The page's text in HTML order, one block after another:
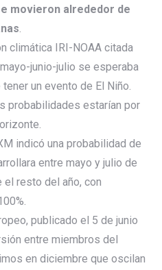
movieron alrededor de
.
climática IRI-NOAA citada
junio-julio se esperaba
un evento de El Niño.
probabilidades estarían por
indicó una probabilidad de
entre mayo y julio de
el resto del año, con
publicado el 5 de junio
entre miembros del
en diciembre que oscilan